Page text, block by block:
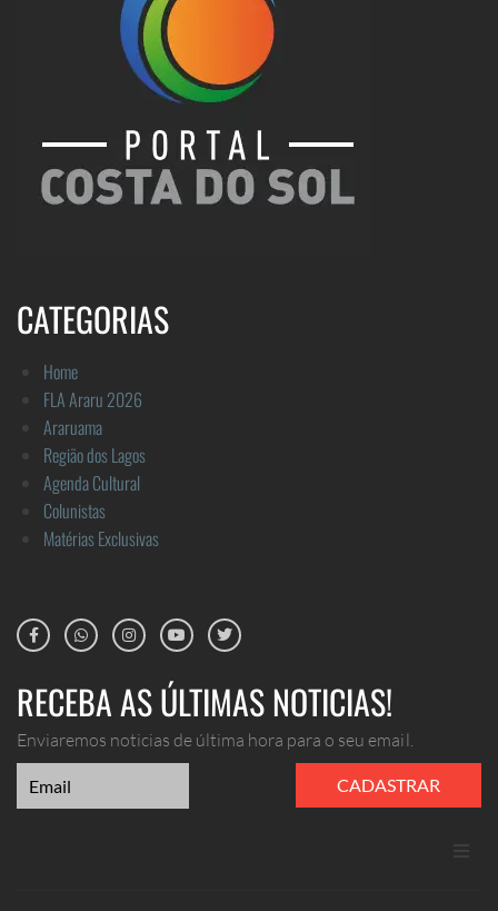
CATEGORIAS
Home
FLA Araru 2026
Araruama
Região dos Lagos
Agenda Cultural
Colunistas
Matérias Exclusivas
RECEBA AS ÚLTIMAS NOTICIAS!
Enviaremos noticias de última hora para o seu email.
CADASTRAR